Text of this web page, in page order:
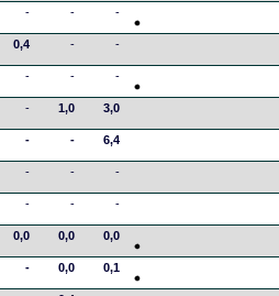
- - -
0,4 - -
- - -
- 1,0 3,0
- - 6,4
- - -
- - -
0,0 0,0 0,0
- 0,0 0,1